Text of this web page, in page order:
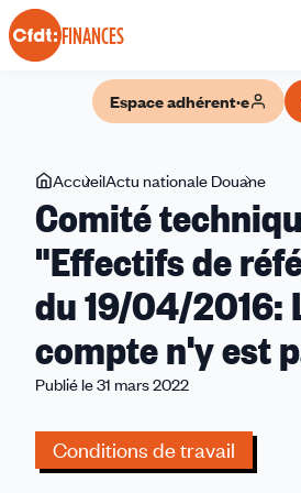
Panneau de gestion des cookies
FINANCES
Espace adhérent·e
Vous
êtes
ici
AccueilActu nationale Douane
I.D.F
de
du
Comité
"Effectifs de
du 19/04/2016:
compte n'y est
Publié le 31 mars 2022
Conditions de travail